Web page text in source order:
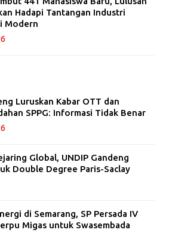
Hadapi Tantangan Industri
Modern
Luruskan Kabar OTT dan
SPPG: Informasi Tidak Benar
Global, UNDIP Gandeng
Double Degree Paris-Saclay
di Semarang, SP Persada IV
Migas untuk Swasembada